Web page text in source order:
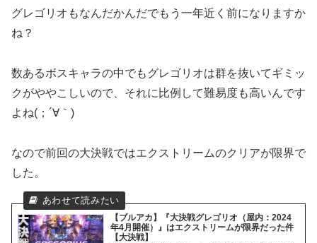
グレゴリオもなんだかんだでもう一年近く前になりますか
ね？
数あるボスキャラの中でもグレゴリオは群を抜いてギミッ
クがややこしいので、それに比例して難易度も高いんです
よね(；´∀｀)
なので前回の大決戦ではエクストリームのクリアが限界で
した。
【ブルアカ】『大決戦グレゴリオ（屋内：2024
年4月開催）』はエクストリームが限界だった件
【大決戦】